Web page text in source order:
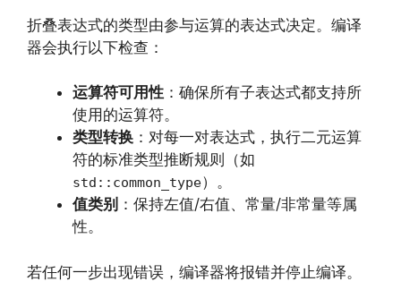
折叠表达式的类型由参与运算的表达式决定。编译
器会执行以下检查：
运算符可用性 ：确保所有子表达式都支持所
使用的运算符。
类型转换 ：对每一对表达式，执行二元运算
符的标准类型推断规则（如
std::common_type）。
值类别 ：保持左值/右值、常量/非常量等属
性。
若任何一步出现错误，编译器将报错并停止编译。